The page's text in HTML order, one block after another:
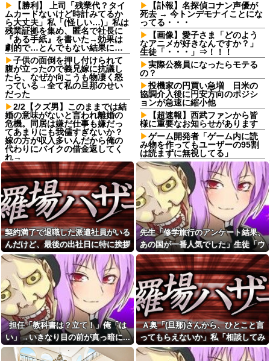
【勝利】 上司「残業代？タイ
ムカードないけど時計みてるか
ら大丈夫」私「(怪しい…)」私は
残業証拠を集め、匿名で社長に
『ある手紙』を書いた→効果は
劇的で…とんでもない結果に…
子供の面倒を押し付けられて
腹が立ったので義兄嫁に抗議し
たら、なぜか向こうも物凄く怒
っている→全て私の旦那のせい
だった
2/2【クズ男】このままでは結
婚の意味がないと言われ離婚の
危機。同居は嫌だ仕事も嫌だっ
てあまりにも我儘すぎないか？
嫁の方が収入多いんだから俺の
代わりにバイクの借金返してく
れ→
彼女と紫陽花見に行ったらス
ニーカーを履いてきてた。普通
かわいいぺたんこ靴とかじゃな
いの？コーヒーや手作り菓子も
持ってこないしさぁ…
転校生と仲良くなってその子
の家に遊びに行ったら私が小さ
い頃に撮った写真があった
予約していた美容室が臨時休
業。連絡くれてもいいのに
小６娘が家のこと何もしてく
れてなくて動画ばかり見てる。
その姿が情けなくて...
初カノの女とそのまま結婚。
自分を愛した女が「他の男に抱
かれてた」事実を知った俺、辛
すぎる
私「そのマンガ面白い？」友
達「読めばわかるよ」→感想を
聞きたかっただけなのに話が噛
【訃報】名探偵コナン声優が
死去 → 今トンデモナイことにな
ってる・・・
【画像】愛子さま「どのよう
なアニメが好きなんですか？」
生徒「・・・」⇒！！！
実際公務員になったらモテる
の？
投機家の円買い急増 日米の
協調介入後に円安方向のポジシ
ョンが急速に縮小他
【超速報】西武ファンから皆
様に重要なお知らせがあります
ゲーム開発者「ゲーム内に読
み物を作ってもユーザーの95割
は読まずに無視してる」
彼氏の家に遊びに行ったら彼
母が大皿から唐揚げを素手でつ
まんでひとくちかじり、残りを
大皿へ戻した。私目が点。あり
えないと彼氏に言ったら彼氏激
おこ
娘の下着をチェックして職場
に暴露する狂気の母親！娘の彼
氏を呪い「洗濯物のパンツ見て
性生活を察して泣きたい」と周
囲に暴露していて気持ち悪すぎ
た
高校の夏休みに両親いない日
に家に泊めた仲良しの子と成り
行きで百合な関係に。卒業して
別々の大学になり彼女に彼が出
来た。私はショックで…
久しぶりに地元の同窓会に行
ったら、私を見た瞬間何人かが
固まった。「え、生きてたの？｣
幼稚園からお花をやっている
契約満了で退職した派遣社員がいる
んだけど、最後の出社日に特に挨拶
も菓子折りもなにもなく...
先生「修学旅行のアンケート結果、
あの国が一番人気でした」生徒「ウ
ソだ！沖縄や北海道が人気だっ
た！」→トンデモナイことに・・・
担任「教科書は？立て！」俺「は
い」→いきなり目の前が真っ暗に...
Ａ奥「(旦那)さんから、ひとこと言
ってもらえないか」私「相談してみ
る」→ 人がおかしくなった瞬間を目